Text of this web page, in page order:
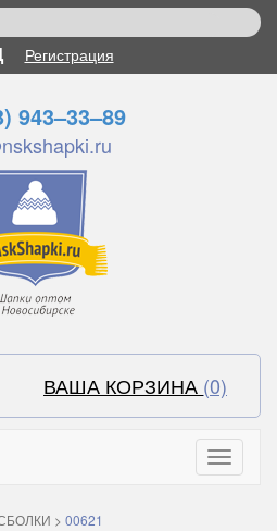
Регистрация
943–33–89
ВАША КОРЗИНА (0)
Toggle
> 00621